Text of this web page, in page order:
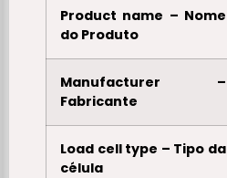
Product name – Nome
do Produto
Manufacturer –
Fabricante
Load cell type – Tipo da
célula